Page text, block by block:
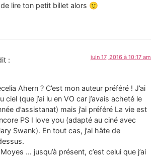
de lire ton petit billet alors 🙂
: juin 17, 2016 à 10:17 am
Ahern ? C’est mon auteur préféré ! J’ai
ciel (que j’ai lu en VO car j’avais acheté le
d’assistanat) mais j’ai préféré La vie est
PS I love you (adapté au ciné avec
Swank). En tout cas, j’ai hâte de
… jusqu’à présent, c’est celui que j’ai